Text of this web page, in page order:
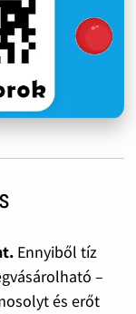
Ennyiből tíz
–
és erőt